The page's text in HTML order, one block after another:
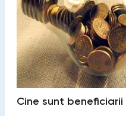
Cine sunt